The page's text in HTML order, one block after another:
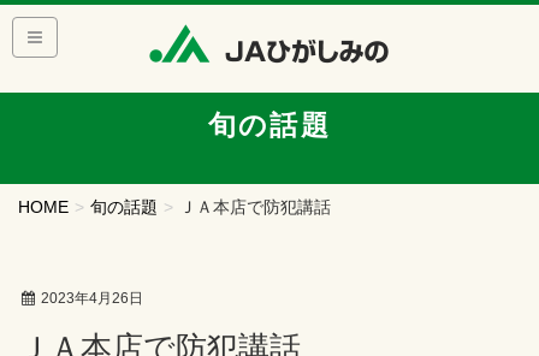
旬の話題
HOME 旬の話題 ＪＡ本店で防犯講話
2023年4月26日
ＪＡ本店で防犯講話